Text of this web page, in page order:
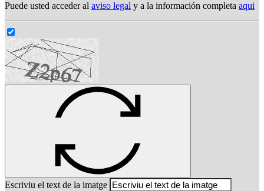
Puede usted acceder al aviso legal y a la información completa aqui
Escriviu el text de la imatge